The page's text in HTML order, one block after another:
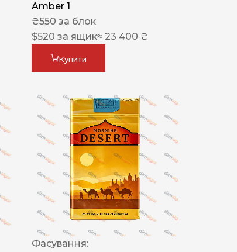
Amber 1
₴550 за блок
$520 за ящик≈ 23 400 ₴
Купити
Фасування: